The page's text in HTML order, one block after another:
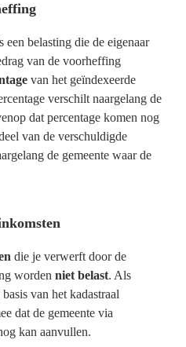
een belasting die de eigenaar
van de voorheffing
van het geïndexeerde
verschilt naargelang de
dat percentage komen nog
van de verschuldigde
de gemeente waar de
die je verwerft door de
worden niet belast. Als
van het kadastraal
dat de gemeente via
kan aanvullen.